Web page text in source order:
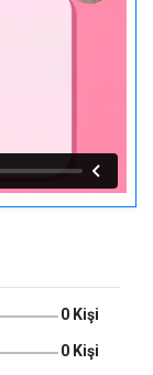
0 Kişi
0 Kişi